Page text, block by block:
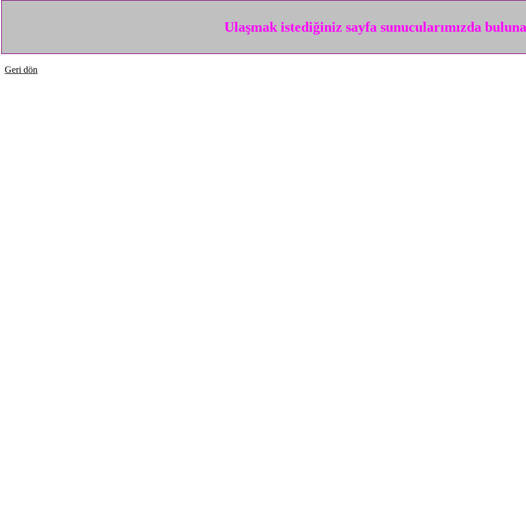
Ulaşmak istediğiniz sayfa sunucularımızda
Geri dön